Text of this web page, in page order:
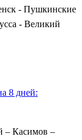
- Пушкинские
- Великий
8 дней:
– Касимов –